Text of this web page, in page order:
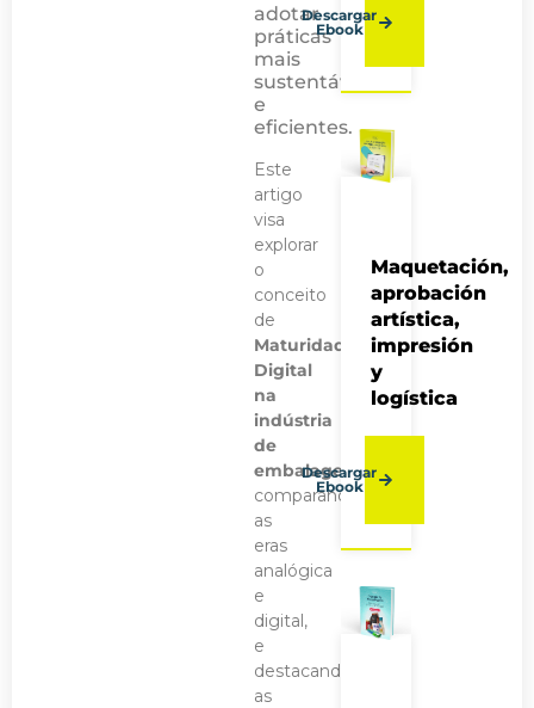
adotar
práticas
mais
sustentáveis
e
eficientes.
Este
artigo
visa
explorar
o
conceito
de
Maturidade
Digital
na
indústria
de
embalagens,
comparando
as
eras
analógica
e
digital,
e
destacando
as
Descargar
Ebook
Maquetación,
aprobación
artística,
impresión
y
logística
Descargar
Ebook